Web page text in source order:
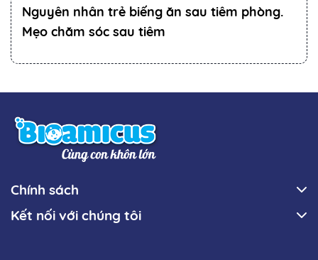
Nguyên nhân trẻ biếng ăn sau tiêm phòng.
Mẹo chăm sóc sau tiêm
Chính sách
Kết nối với chúng tôi